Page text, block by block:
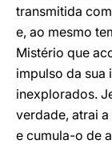
transmitida
e, ao mesmo
Mistério que
impulso da sua
inexplorados.
verdade, atrai
e cumula-o de